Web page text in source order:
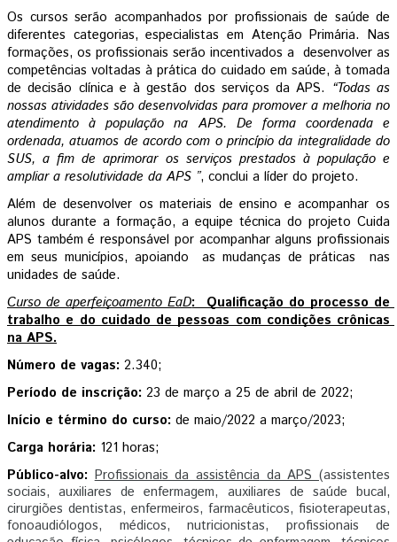
Os cursos serão acompanhados por profissionais de saúde de
diferentes categorias, especialistas em Atenção Primária. Nas
formações, os profissionais serão incentivados a  desenvolver as
competências voltadas à prática do cuidado em saúde, à tomada
de decisão clínica e à gestão dos serviços da APS. “Todas as
nossas atividades são desenvolvidas para promover a melhoria no
atendimento à população na APS. De forma coordenada e
ordenada, atuamos de acordo com o princípio da integralidade do
SUS, a fim de aprimorar os serviços prestados à população e
ampliar a resolutividade da APS ”, conclui a líder do projeto.
Além de desenvolver os materiais de ensino e acompanhar os
alunos durante a formação, a equipe técnica do projeto Cuida
APS também é responsável por acompanhar alguns profissionais
em seus municípios, apoiando  as mudanças de práticas  nas
unidades de saúde.
Curso de aperfeiçoamento EaD:  Qualificação do processo de
trabalho e do cuidado de pessoas com condições crônicas
na APS.
Número de vagas: 2.340;
Período de inscrição: 23 de março a 25 de abril de 2022;
Início e término do curso: de maio/2022 a março/2023;
Carga horária: 121 horas;
Público-alvo: Profissionais da assistência da APS (assistentes
sociais, auxiliares de enfermagem, auxiliares de saúde bucal,
cirurgiões dentistas, enfermeiros, farmacêuticos, fisioterapeutas,
fonoaudiólogos, médicos, nutricionistas, profissionais de